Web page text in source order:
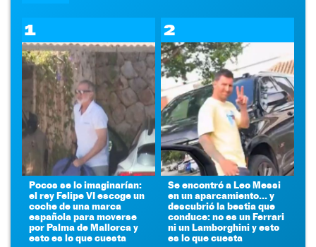
1
Pocos se lo imaginarían:
el rey Felipe VI escoge un
coche de una marca
española para moverse
por Palma de Mallorca y
esto es lo que cuesta
2
Se encontró a Leo Messi
en un aparcamiento... y
descubrió la bestia que
conduce: no es un Ferrari
ni un Lamborghini y esto
es lo que cuesta